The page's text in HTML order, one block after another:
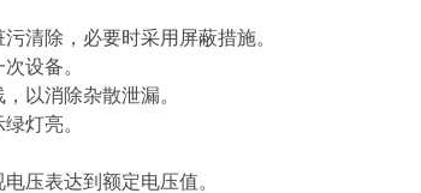
清除，必要时采用屏蔽措施。
设备。
以消除杂散泄漏。
灯亮。
压表达到额定电压值。